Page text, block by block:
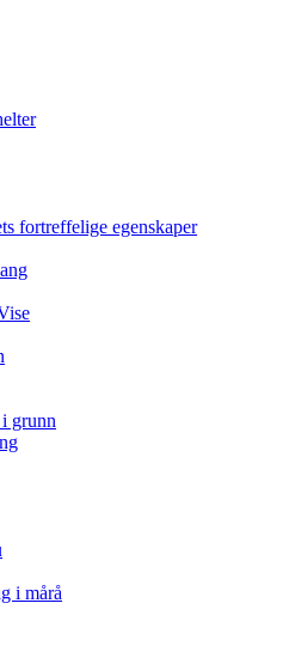
fortreffelige egenskaper
grunn
i mårå